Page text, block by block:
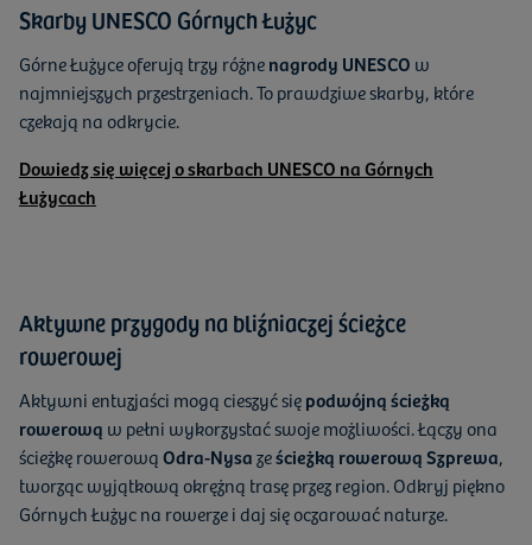
Skarby UNESCO Górnych Łużyc
Górne Łużyce oferują trzy różnenagrody UNESCO w
najmniejszych przestrzeniach. To prawdziwe skarby, które
czekają na odkrycie.
Dowiedz się więcej o skarbach UNESCO na Górnych
Łużycach
Aktywne przygody na bliźniaczej ścieżce
rowerowej
Aktywni entuzjaści mogą cieszyć siępodwójną ścieżką
rowerową w pełni wykorzystać swoje możliwości. Łączy ona
ścieżkę rowerowąOdra-Nysaześcieżką rowerową Szprewa,
tworząc wyjątkową okrężną trasę przez region. Odkryj piękno
Górnych Łużyc na rowerze i daj się oczarować naturze.